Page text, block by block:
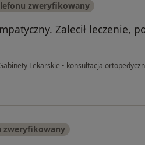
zweryfikowany
Zalecił leczenie,
Lekarskie • konsultacja
zweryfikowany